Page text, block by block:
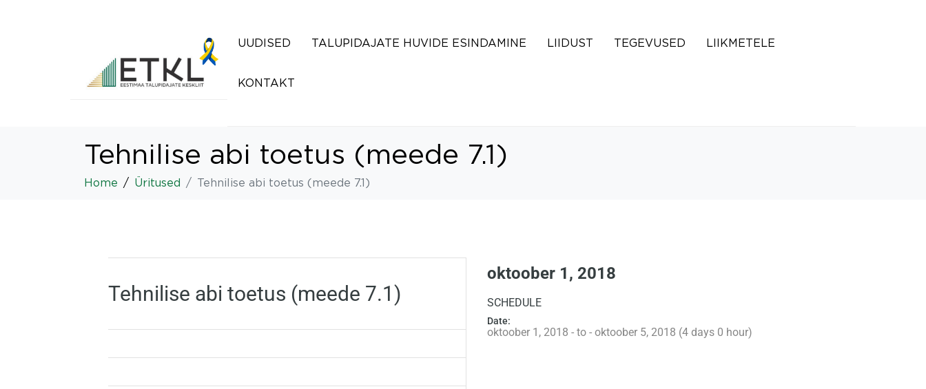
UUDISED TALUPIDAJATE HUVIDE ESINDAMINE LIIDUST TEGEVUSED LIIKMETELE
KONTAKT
Tehnilise abi toetus (meede 7.1)
Home Üritused Tehnilise abi toetus (meede 7.1)
Tehnilise abi toetus (meede 7.1)
oktoober 1, 2018
SCHEDULE
Date:
oktoober 1, 2018 - to - oktoober 5, 2018 (4 days 0 hour)